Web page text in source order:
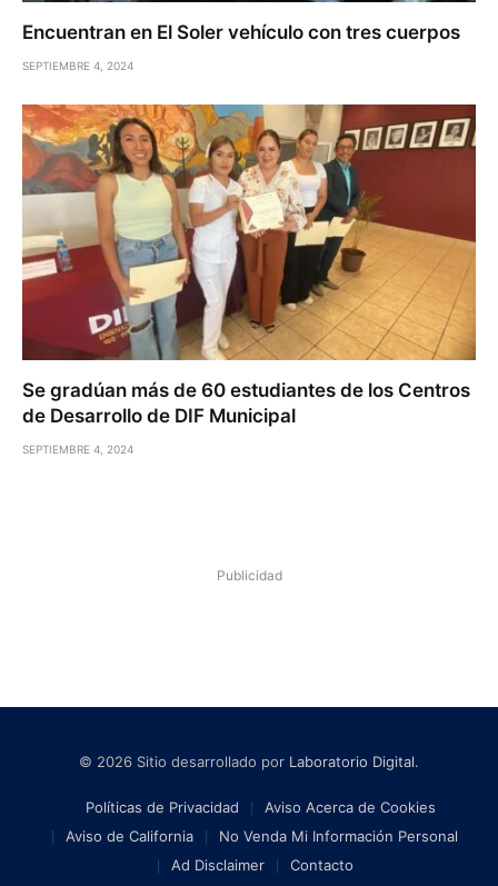
Encuentran en El Soler vehículo con tres cuerpos
SEPTIEMBRE 4, 2024
Se gradúan más de 60 estudiantes de los Centros
de Desarrollo de DIF Municipal
SEPTIEMBRE 4, 2024
Publicidad
© 2026 Sitio desarrollado por Laboratorio Digital.
Políticas de Privacidad
Aviso Acerca de Cookies
Aviso de California
No Venda Mi Información Personal
Ad Disclaimer
Contacto